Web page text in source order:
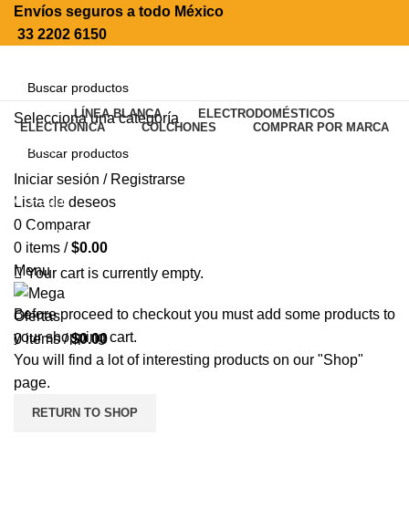
Envíos seguros a todo México
33 2202 6150
Selecciona una categoría
SEARCH
Iniciar sesión / Registrarse
Lista de deseos
0 Comparar
0 items / $0.00
Menu
0items / $0.00
LÍNEA BLANCA
ELECTRODOMÉSTICOS
ELECTRÓNICA
COLCHONES COMPRAR POR MARCA
Pago
Completar orden
Your cart is currently empty.
Before proceed to checkout you must add some products to
your shopping cart.
You will find a lot of interesting products on our "Shop"
page.
RETURN TO SHOP